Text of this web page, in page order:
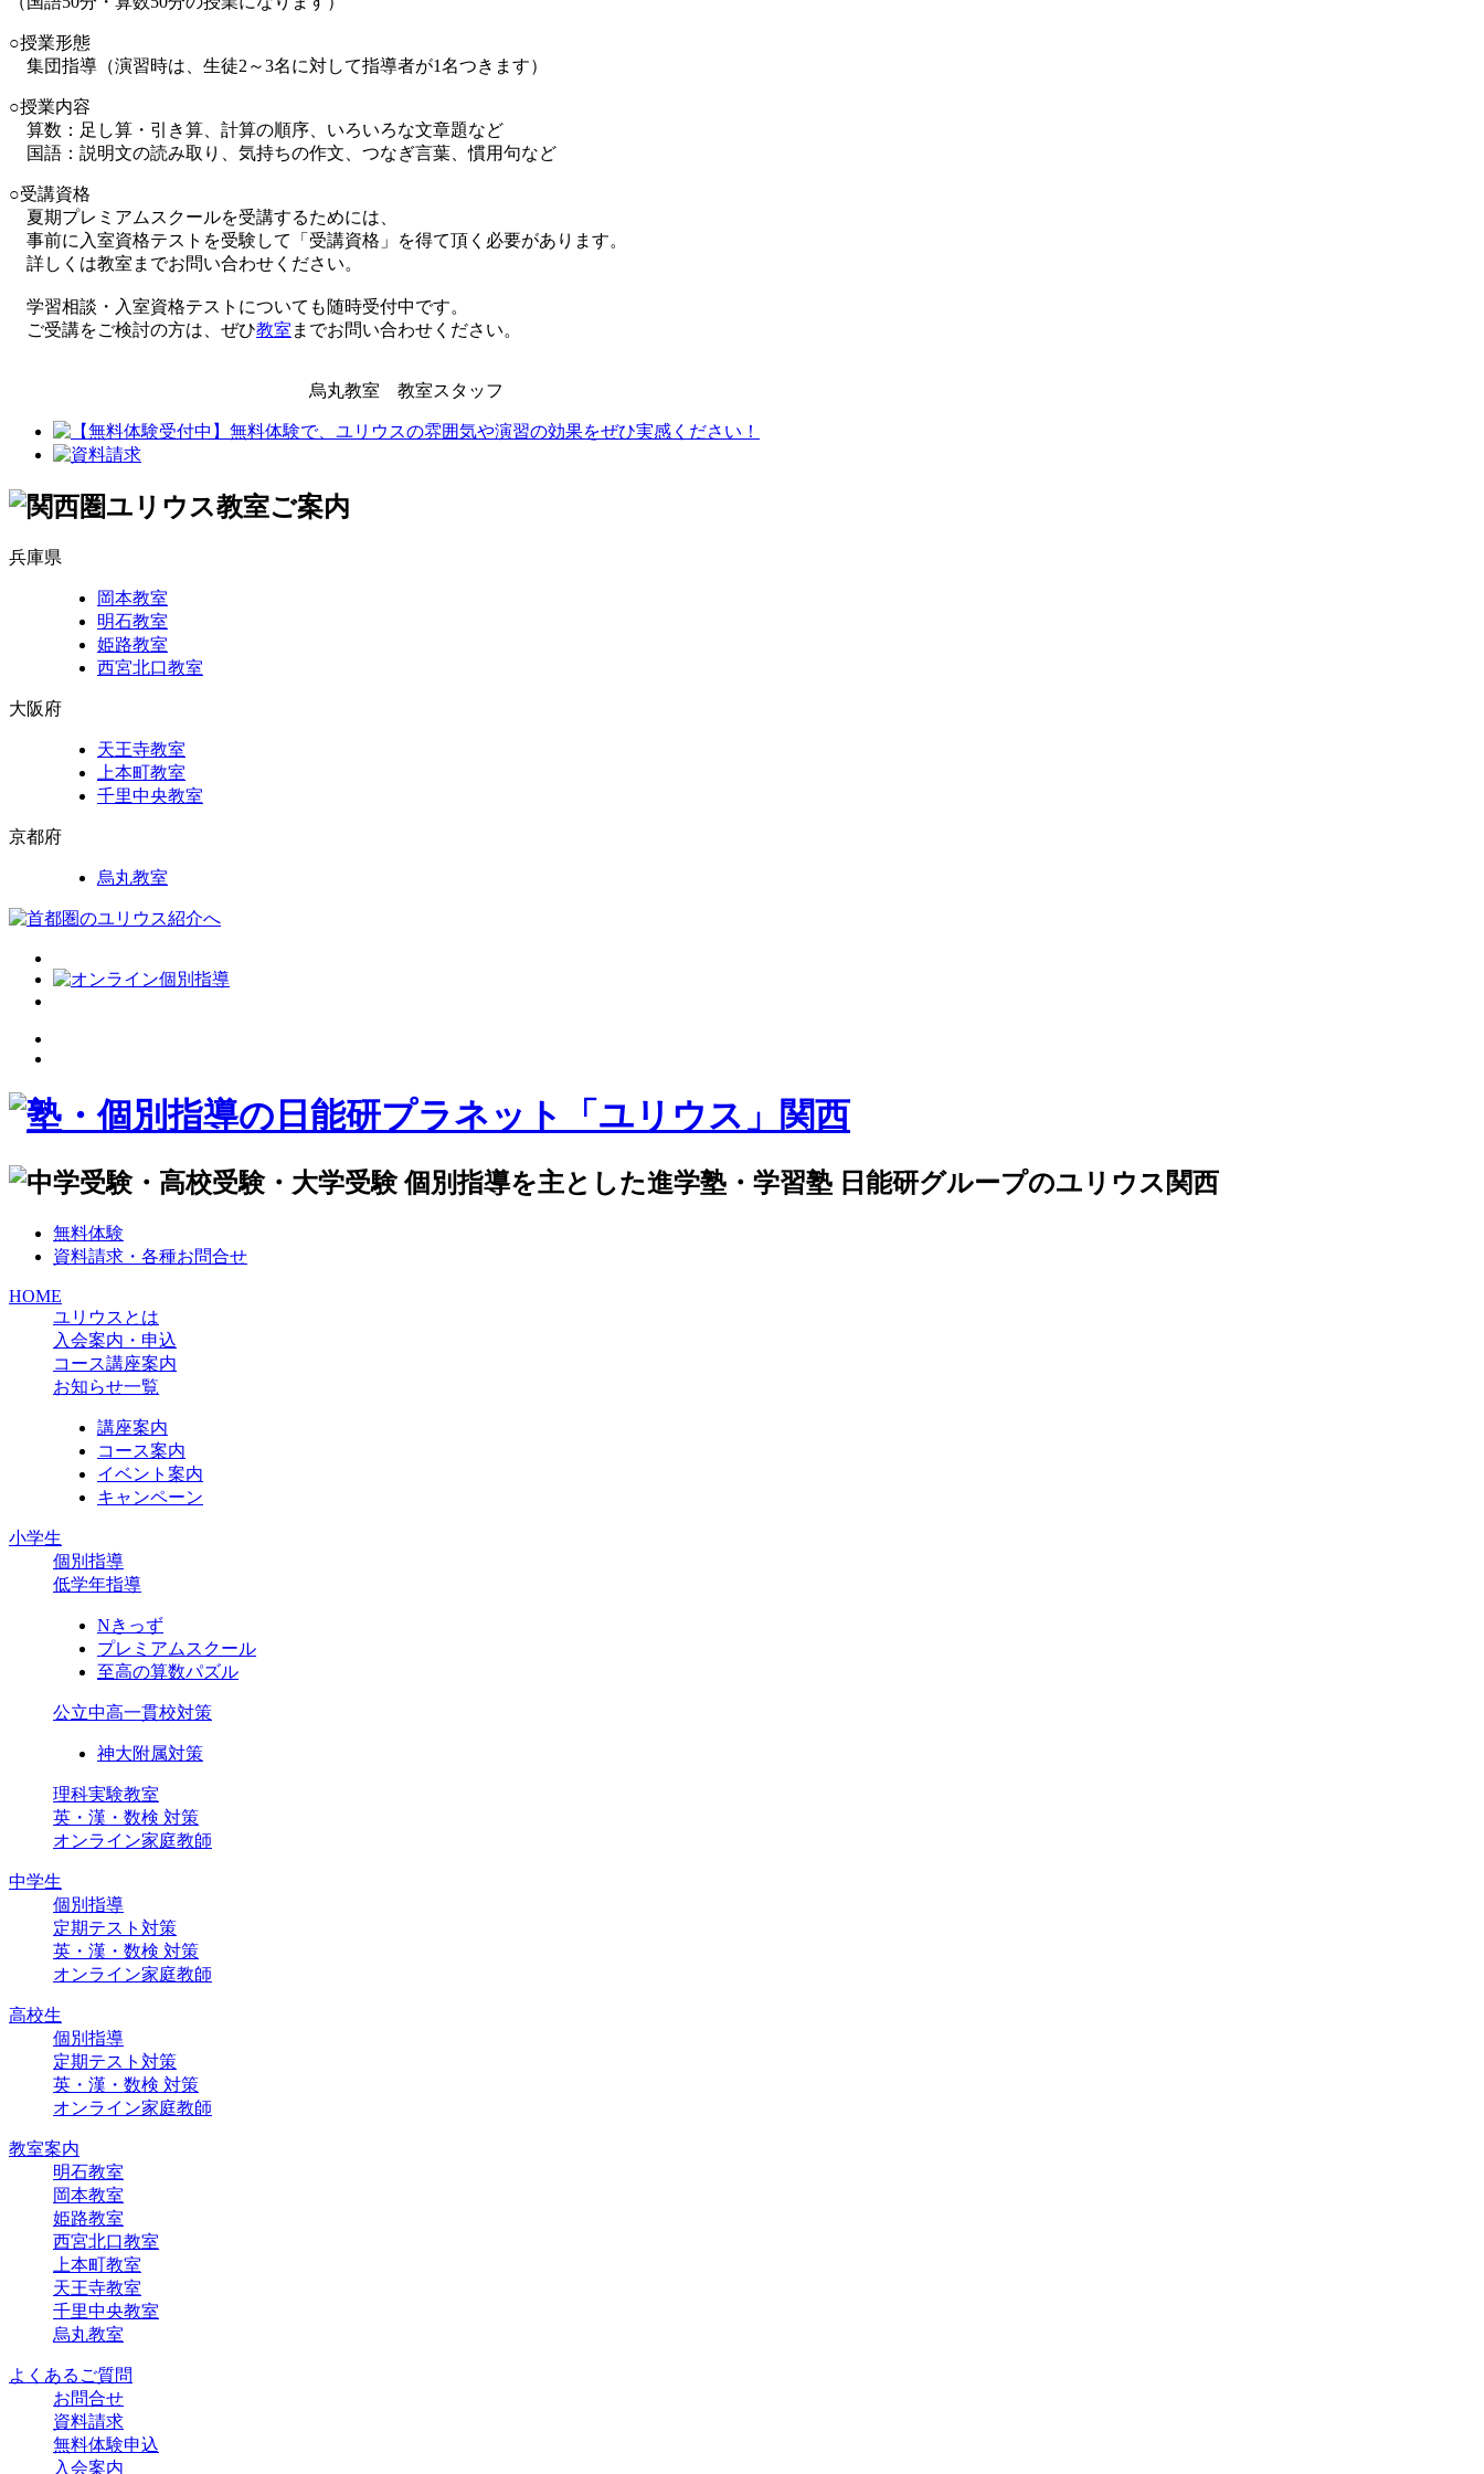
○授業形態
集団指導（演習時は、生徒2～3名に対して指導者が1名つきます）
○授業内容
算数：足し算・引き算、計算の順序、いろいろな文章題など
国語：説明文の読み取り、気持ちの作文、つなぎ言葉、慣用句など
○受講資格
夏期プレミアムスクールを受講するためには、
事前に入室資格テストを受験して「受講資格」を得て頂く必要があります。
詳しくは教室までお問い合わせください。
学習相談・入室資格テストについても随時受付中です。
ご受講をご検討の方は、ぜひ教室 までお問い合わせください。
烏丸教室 教室スタッフ
兵庫県
岡本教室
明石教室
姫路教室
西宮北口教室
大阪府
天王寺教室
上本町教室
千里中央教室
京都府
烏丸教室
無料体験
資料請求・各種お問合せ
HOME
ユリウスとは
入会案内・申込
コース講座案内
お知らせ一覧
講座案内
コース案内
イベント案内
キャンペーン
小学生
個別指導
低学年指導
Nきっず
プレミアムスクール
至高の算数パズル
公立中高一貫校対策
神大附属対策
理科実験教室
英・漢・数検 対策
オンライン家庭教師
中学生
個別指導
定期テスト対策
英・漢・数検 対策
オンライン家庭教師
高校生
個別指導
定期テスト対策
英・漢・数検 対策
オンライン家庭教師
教室案内
明石教室
岡本教室
姫路教室
西宮北口教室
上本町教室
天王寺教室
千里中央教室
烏丸教室
よくあるご質問
お問合せ
資料請求
無料体験申込
入会案内